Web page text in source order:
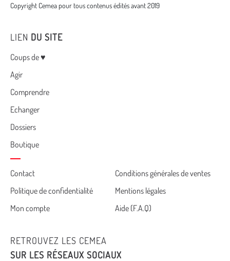
Copyright Cemea pour tous contenus édités avant 2019
LIEN DU SITE
Menu
Coups de ♥
Agir
Comprendre
Echanger
Dossiers
Boutique
Cemea
footer
Contact
Conditions générales de ventes
Politique de confidentialité
Mentions légales
Mon compte
Aide (F.A.Q)
RETROUVEZ LES CEMEA
SUR LES RÉSEAUX SOCIAUX